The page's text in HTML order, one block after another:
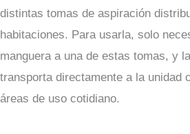
distintas tomas de aspiración
habitaciones. Para usarla, solo
manguera a una de estas tomas, y
transporta directamente a la unidad
áreas de uso cotidiano.